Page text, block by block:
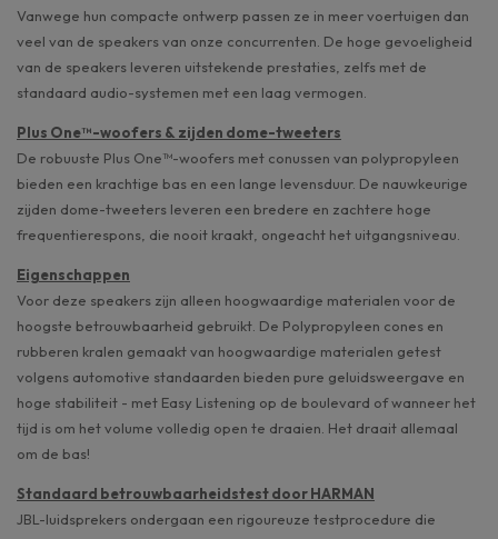
Vanwege hun compacte ontwerp passen ze in meer voertuigen dan
veel van de speakers van onze concurrenten. De hoge gevoeligheid
van de speakers leveren uitstekende prestaties, zelfs met de
standaard audio-systemen met een laag vermogen.
Plus One™-woofers & zijden dome-tweeters
De robuuste Plus One™-woofers met conussen van polypropyleen
bieden een krachtige bas en een lange levensduur. De nauwkeurige
zijden dome-tweeters leveren een bredere en zachtere hoge
frequentierespons, die nooit kraakt, ongeacht het uitgangsniveau.
Eigenschappen
Voor deze speakers zijn alleen hoogwaardige materialen voor de
hoogste betrouwbaarheid gebruikt. De Polypropyleen cones en
rubberen kralen gemaakt van hoogwaardige materialen getest
volgens automotive standaarden bieden pure geluidsweergave en
hoge stabiliteit - met Easy Listening op de boulevard of wanneer het
tijd is om het volume volledig open te draaien. Het draait allemaal
om de bas!
Standaard betrouwbaarheidstest door HARMAN
JBL-luidsprekers ondergaan een rigoureuze testprocedure die